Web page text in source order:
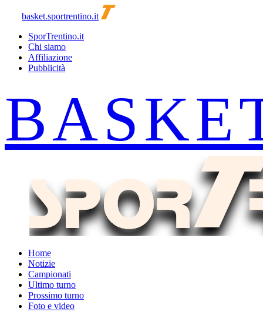
basket.sportrentino.it
SporTrentino.it
Chi siamo
Affiliazione
Pubblicità
Home
Notizie
Campionati
Ultimo turno
Prossimo turno
Foto e video